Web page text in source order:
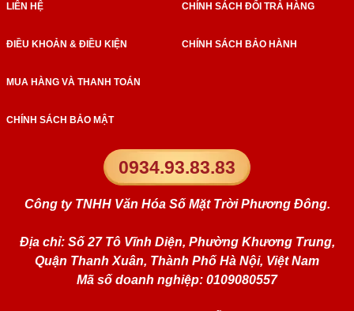
0934.93.83.83
Công ty TNHH Văn Hóa Số Mặt Trời Phương Đông.
Địa chỉ: Số 27 Tô Vĩnh Diện, Phường Khương Trung,
Quận Thanh Xuân, Thành Phố Hà Nội, Việt Nam
Mã số doanh nghiệp: 0109080557
LIÊN HỆ
ĐIỀU KHOẢN & ĐIỀU KIỆN
MUA HÀNG VÀ THANH TOÁN
CHÍNH SÁCH BẢO MẬT
CHÍNH SÁCH ĐỔI TRẢ HÀNG
CHÍNH SÁCH BẢO HÀNH